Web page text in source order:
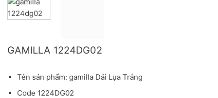
GAMILLA 1224DG02
Tên sản phẩm: gamilla Dải Lụa Trắng
Code 1224DG02